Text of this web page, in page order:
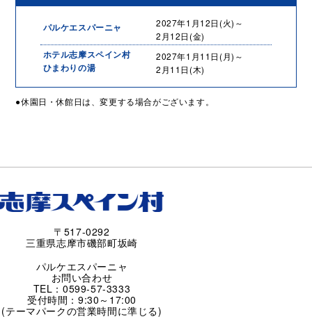
パルケエスパーニャ
2027年1月12日(火)～
2月12日(金)
ホテル志摩スペイン村
ひまわりの湯
2027年1月11日(月)～
2月11日(木)
●休園日・休館日は、変更する場合がございます。
〒517-0292
三重県志摩市磯部町坂崎
パルケエスパーニャ
お問い合わせ
TEL：0599-57-3333
受付時間：9:30～17:00
(テーマパークの営業時間に準じる)